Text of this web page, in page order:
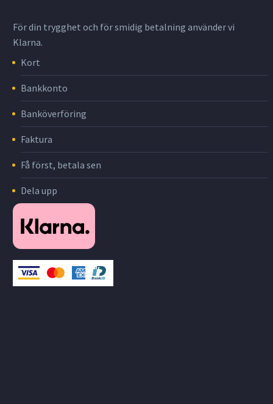
För din trygghet och för smidig betalning använder vi
Klarna.
Kort
Bankkonto
Banköverföring
Faktura
Få först, betala sen
Dela upp